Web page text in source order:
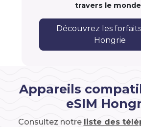
travers le
Découvrez les
Hongrie
Appareils
eSIM
Consultez notre liste des